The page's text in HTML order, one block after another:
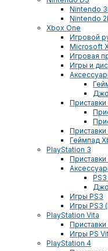
Nintendo
Nintendo
Xbox One
Игровой
Microsoft
Игровая
Игры и
Приставки
Геймпад
PlayStation 3
Приставки
Игры PS3
Игры PS3
PlayStation Vita
Приставки
Игры PS
PlayStation 4